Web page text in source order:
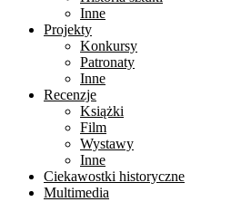
Inne
Projekty
Konkursy
Patronaty
Inne
Recenzje
Książki
Film
Wystawy
Inne
Ciekawostki historyczne
Multimedia